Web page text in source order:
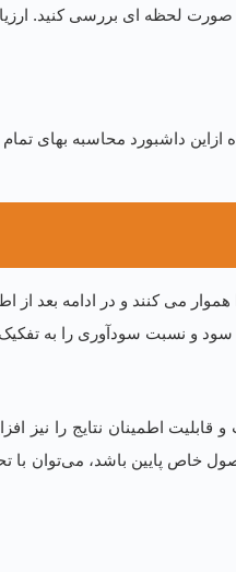
لحظه ای بررسی کنید.
ازاین داشبورد محاسبه بهای
می کنند و در ادامه بعد از
و نسبت سودآوری را به تفکیک
قابلیت اطمینان نتایج را
پایین باشد، می‌توان با